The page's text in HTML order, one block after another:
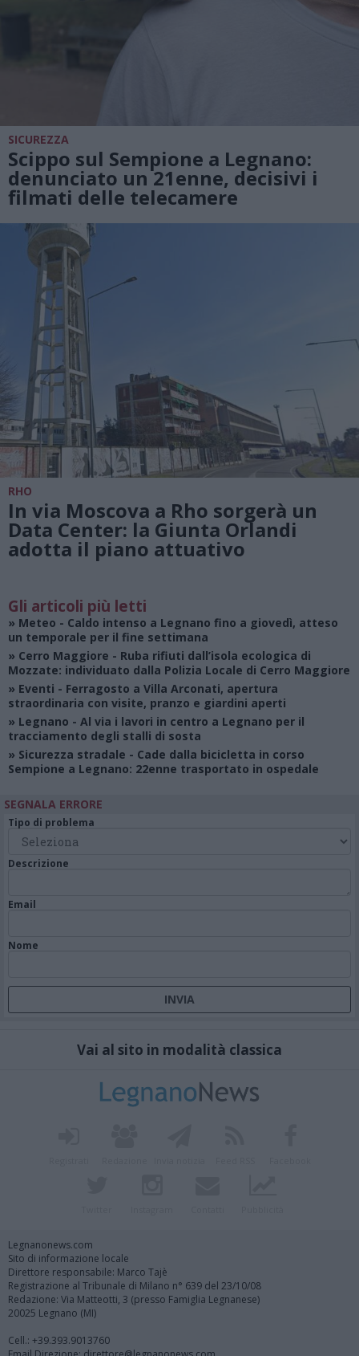
SICUREZZA
Scippo sul Sempione a Legnano:
denunciato un 21enne, decisivi i
filmati delle telecamere
RHO
In via Moscova a Rho sorgerà un
Data Center: la Giunta Orlandi
adotta il piano attuativo
Gli articoli più letti
» Meteo - Caldo intenso a Legnano fino a giovedì, atteso
un temporale per il fine settimana
» Cerro Maggiore - Ruba rifiuti dall’isola ecologica di
Mozzate: individuato dalla Polizia Locale di Cerro Maggiore
» Eventi - Ferragosto a Villa Arconati, apertura
straordinaria con visite, pranzo e giardini aperti
» Legnano - Al via i lavori in centro a Legnano per il
tracciamento degli stalli di sosta
» Sicurezza stradale - Cade dalla bicicletta in corso
Sempione a Legnano: 22enne trasportato in ospedale
SEGNALA ERRORE
Tipo di problema
Descrizione
Email
Nome
Vai al sito in modalità classica
Legnanonews.com
Sito di informazione locale
Direttore responsabile: Marco Tajè
Registrazione al Tribunale di Milano n° 639 del 23/10/08
Redazione: Via Matteotti, 3 (presso Famiglia Legnanese)
20025 Legnano (MI)
Cell.: +39.393.9013760